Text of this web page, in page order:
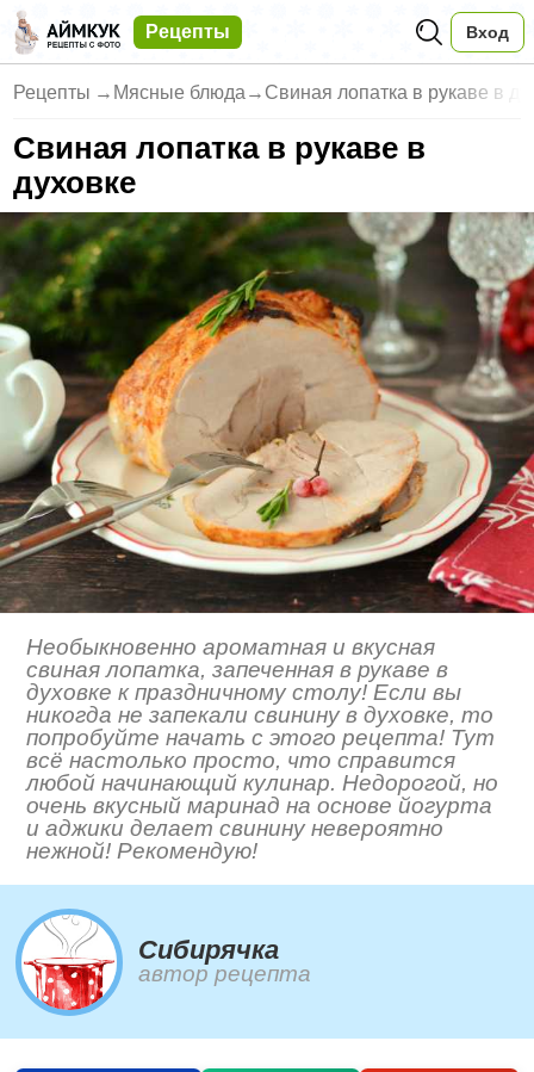
Рецепты Вход
Рецепты → Мясные блюда → Свиная лопатка в рукаве в
Свиная лопатка в рукаве в
духовке
Необыкновенно ароматная и вкусная
свиная лопатка, запеченная в рукаве в
духовке к праздничному столу! Если вы
никогда не запекали свинину в духовке, то
попробуйте начать с этого рецепта! Тут
всё настолько просто, что справится
любой начинающий кулинар. Недорогой, но
очень вкусный маринад на основе йогурта
и аджики делает свинину невероятно
нежной! Рекомендую!
Сибирячка
автор рецепта